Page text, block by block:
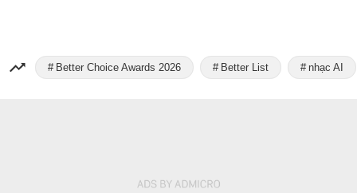
Better Choice Awards 2026 Better List nhạc AI